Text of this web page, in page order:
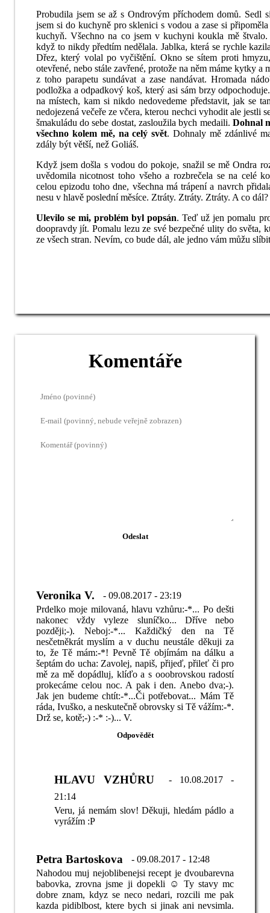
Probudila jsem se až s Ondrovým příchodem domů. Sedl
jsem si do kuchyně pro sklenici s vodou a zase si
kuchyň. Všechno na co jsem v kuchyni koukla mě štvalo.
když to nikdy předtím nedělala. Jablka, která se rychle
Dřez, který volal po vyčištění. Okno se sítem proti
otevřené, nebo stále zavřené, protože na něm máme kytky a
z toho parapetu sundávat a zase nandávat. Hromada
podložka a odpadkový koš, který asi sám brzy
na místech, kam si nikdo nedovedeme představit, jak se
nedojezená večeře ze včera, kterou nechci vyhodit ale jestli
šmakuládu do sebe dostat, zasloužila bych medaili. Dohnal
všechno kolem mě, na celý svět. Dohnaly mě zdánlivé
zdály být větší, než Goliáš.
Když jsem došla s vodou do pokoje, snažil se mě Ondra
uvědomila nicotnost toho všeho a rozbrečela se na celé
celou epizodu toho dne, všechna má trápení a navrch
nesu v hlavě poslední měsíce. Ztráty. Ztráty. Ztráty. A co dál?
Ulevilo se mi, problém byl popsán. Teď už jen pomalu
doopravdy jít. Pomalu lezu ze své bezpečné ulity do světa,
ze všech stran. Nevím, co bude dál, ale jedno vám můžu
Komentáře
Veronika V.
- 09.08.2017 - 23:19
Prdelko moje milovaná, hlavu vzhůru:-*... Po dešti
nakonec vždy vyleze sluníčko... Dříve nebo
později;-). Neboj:-*... Každičký den na Tě
nesčetněkrát myslím a v duchu neustále děkuji za
to, že Tě mám:-*! Pevně Tě objímám na dálku a
šeptám do ucha: Zavolej, napiš, přijeď, přileť či pro
mě za mě dopádluj, klíďo a s ooobrovskou radostí
prokecáme celou noc. A pak i den. Anebo dva;-).
Jak jen budeme chtít:-*...Či potřebovat... Mám Tě
ráda, Ivuško, a neskutečně obrovsky si Tě vážím:-*.
Drž se, kotě;-) :-* :-)... V.
HLAVU VZHŮRU
- 10.08.2017 -
21:14
Veru, já nemám slov! Děkuji, hledám pádlo a
vyrážím :P
Petra Bartoskova
- 09.08.2017 - 12:48
Nahodou muj nejoblibenejsi recept je dvoubarevna
babovka, zrovna jsme ji dopekli ☺ Ty stavy mc
dobre znam, kdyz se neco nedari, rozcili me pak
kazda pidiblbost, ktere bych si jinak ani nevsimla.